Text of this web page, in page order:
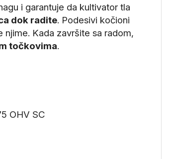
i garantuje da kultivator tla
dok radite. Podesivi kočioni
Kada završite sa radom,
točkovima.
OHV SC